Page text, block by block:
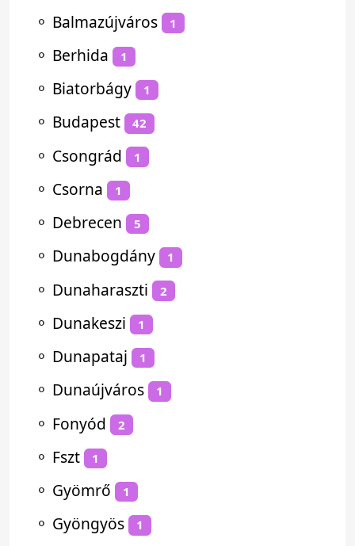
⚬ Balmazújváros 1
⚬ Berhida 1
⚬ Biatorbágy 1
⚬ Budapest 42
⚬ Csongrád 1
⚬ Csorna 1
⚬ Debrecen 5
⚬ Dunabogdány 1
⚬ Dunaharaszti 2
⚬ Dunakeszi 1
⚬ Dunapataj 1
⚬ Dunaújváros 1
⚬ Fonyód 2
⚬ Fszt 1
⚬ Gyömrő 1
⚬ Gyöngyös 1